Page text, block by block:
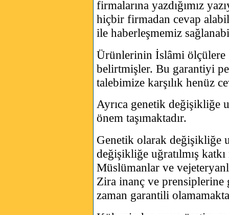
firmalarına yazdığımız
hiçbir firmadan cevap
ile haberleşmemiz
Ürünlerinin İslâmi ölçülere
belirtmişler. Bu garantiyi
talebimize karşılık henüz
Ayrıca genetik değişikliğe
önem taşımaktadır.
Genetik olarak değişikliğe
değişikliğe uğratılmış
Müslümanlar ve
Zira inanç ve
zaman garantili